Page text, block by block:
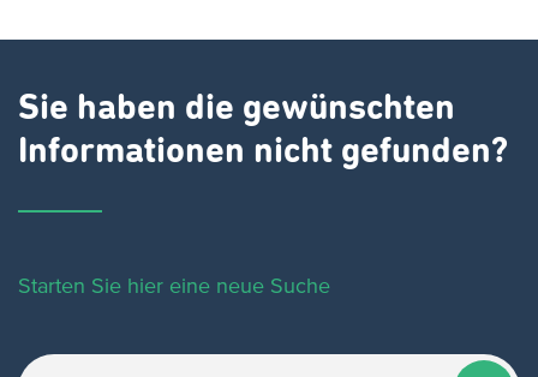
Sie haben die gewünschten
Informationen nicht gefunden?
Starten Sie hier eine neue Suche